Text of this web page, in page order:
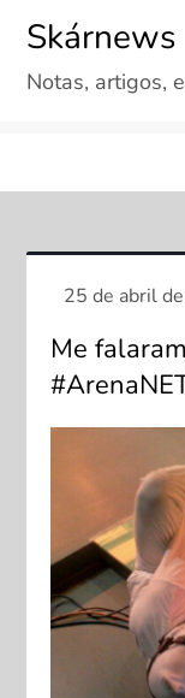
content
Skárnews
Notas, artigos,
Me